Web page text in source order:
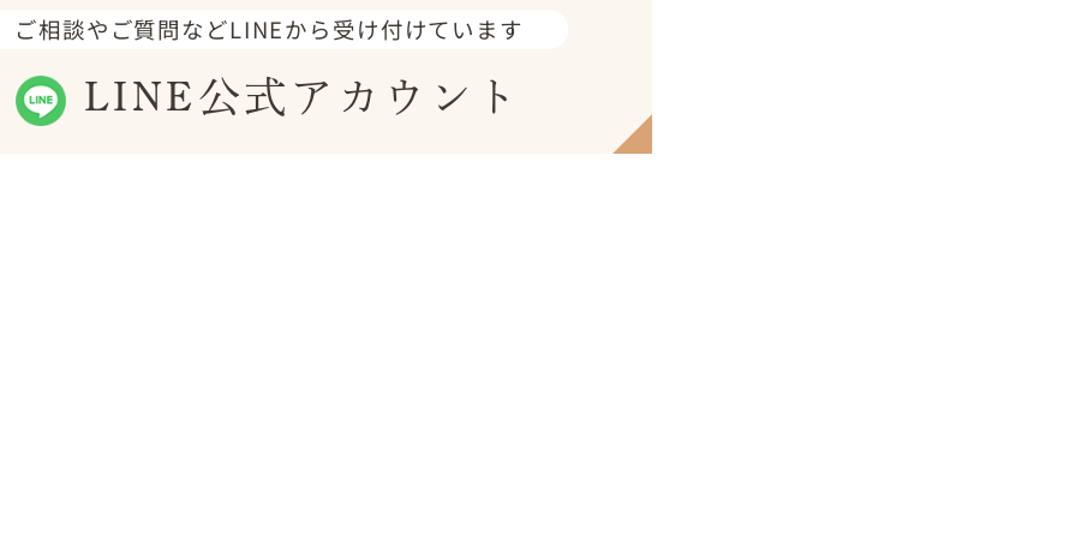
ご相談やご質問などLINEから受け付けています
LINE公式アカウント